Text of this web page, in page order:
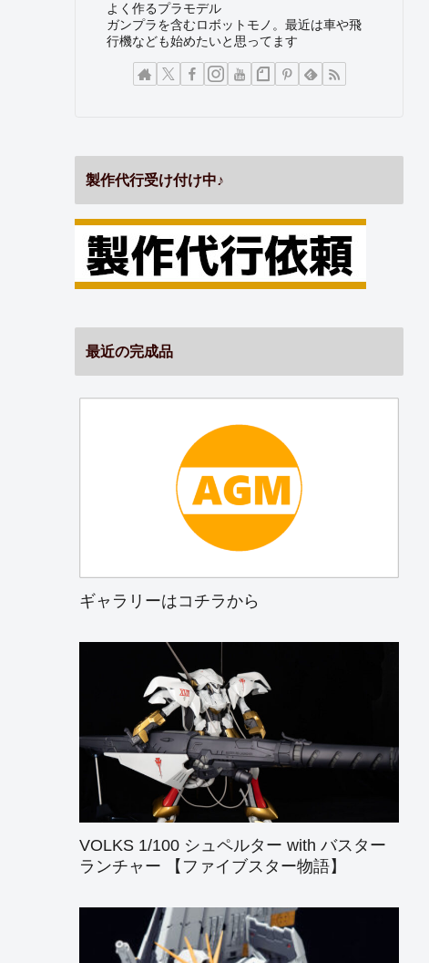
よく作るプラモデル
ガンプラを含むロボットモノ。最近は車や飛
行機なども始めたいと思ってます
製作代行受け付け中♪
最近の完成品
ギャラリーはコチラから
VOLKS 1/100 シュペルター with バスター
ランチャー 【ファイブスター物語】